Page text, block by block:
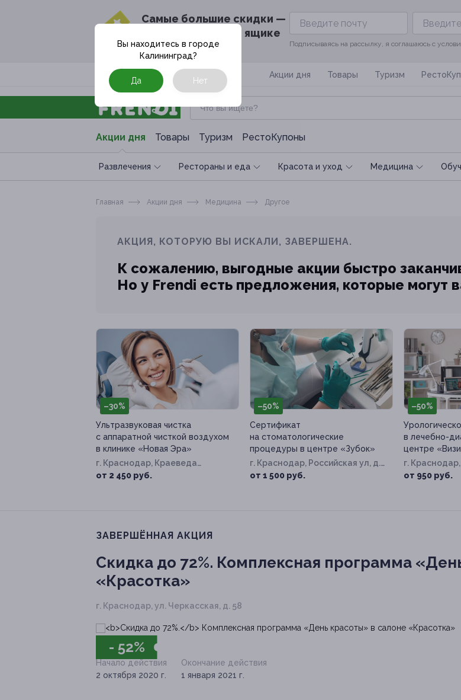
Cамые большие скидки —
в твоём почтовом ящике
Подписываясь на рассылку, я соглашаюсь с
Москва Акции дня Товары Туризм
Акции дня Товары Туризм РестоКупоны
Развлечения Рестораны и еда Красота и уход Медицина
Вы находитесь в городе
Калининград?
Да Нет
Главная Акции дня Медицина Другое
АКЦИЯ, КОТОРУЮ ВЫ ИСКАЛИ, ЗАВЕРШЕНА.
К сожалению, выгодные акции быстро
Но у Frendi есть предложения, которые могут
–30%
Ультразвуковая чистка
с аппаратной чисткой воздухом
в клинике «Новая Эра»
г. Краснодар, Краеведа
Соловьёва ул, д. 6, к. 4
от 2 450 руб.
–50%
Сертификат
на стоматологические
процедуры в центре «Зубок»
г. Краснодар, Российская ул, д.
99
от 1 500 руб.
–50%
в лечебно-
центре
г.
Победы ул, д.
от 950 руб.
ЗАВЕРШЁННАЯ АКЦИЯ
Скидка до 72%. Комплексная программа
«Красотка»
г. Краснодар, ул. Черкасская, д. 58
- 52%
Начало действия
2 октября 2020 г.
Окончание действия
1 января 2021 г.